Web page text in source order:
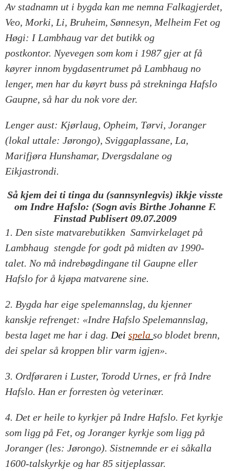
Av stadnamn ut i bygda kan me nemna Falkagjerdet,
Veo, Morki, Li, Bruheim, Sønnesyn, Melheim Fet og
Høgi: I Lambhaug var det butikk og
postkontor. Nyevegen som kom i 1987 gjer at få
køyrer innom bygdasentrumet på Lambhaug no
lenger, men har du køyrt buss på strekninga Hafslo
Gaupne, så har du nok vore der.
Lenger aust: Kjørlaug, Opheim, Tørvi, Joranger
(lokal uttale: Jørongo), Sviggaplassane, La,
Marifjøra Hunshamar, Dvergsdalane og
Eikjastrondi.
Så kjem dei ti tinga du (sannsynlegvis) ikkje visste
om Indre Hafslo: (Sogn avis Birthe Johanne F.
Finstad Publisert 09.07.2009
1. Den siste matvarebutikken  Samvirkelaget på
Lambhaug  stengde for godt på midten av 1990-
talet. No må indrebøgdingane til Gaupne eller
Hafslo for å kjøpa matvarene sine.
2. Bygda har eige spelemannslag, du kjenner
kanskje refrenget: «Indre Hafslo Spelemannslag,
besta laget me har i dag. Dei spela so blodet brenn,
dei spelar så kroppen blir varm igjen».
3. Ordføraren i Luster, Torodd Urnes, er frå Indre
Hafslo. Han er forresten òg veterinær.
4. Det er heile to kyrkjer på Indre Hafslo. Fet kyrkje
som ligg på Fet, og Joranger kyrkje som ligg på
Joranger (les: Jørongo). Sistnemnde er ei såkalla
1600-talskyrkje og har 85 sitjeplassar.